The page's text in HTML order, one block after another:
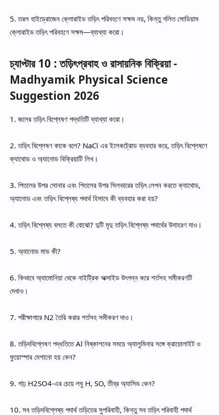
5. তরল হাইড্রোজেন ক্লোরাইড তড়িৎ পরিবহণে সক্ষম নয়, কিন্তু গলিত সোডিয়াম
ক্লোরাইড তড়িৎ পরিবহণে সক্ষম—ব্যাখ্যা করো।
চ্যাপ্টার 10 : তড়িৎপ্রবাহ ও রাসায়নিক বিক্রিয়া -
Madhyamik Physical Science
Suggestion 2026
1. জলের তড়িৎ বিশ্লেষণ পদ্ধতিটি ব্যাখ্যা করো।
2. তড়িৎ বিশ্লেষণ কাকে বলে? NaCl এর ইলেকট্রোড ব্যবহার করে, তড়িৎ বিশ্লেষণে
ক্যাথোড ও অ্যানোড বিক্রিয়াটি লিখ।
3. পিতলের উপর সোনার এবং পিতলের উপর সিলভারের তড়িৎ লেপন করতে ক্যাথোড,
অ্যানোড এবং তড়িৎ বিশ্লেষ্য পদার্থ হিসাবে কী ব্যবহার করা হয়?
4. তড়িৎ বিশ্লেষ্য বলতে কী বোঝো? দুটি মৃদু তড়িৎ বিশ্লেষ্য পদার্থের উদাহরণ দাও।
5. অ্যানোড মাড কী?
6. কিভাবে অ্যামোনিয়া থেকে নাইট্রিক অক্সাইড উৎপন্ন করে শর্তসহ সমীকরণটি
দেখাও।
7. পরীক্ষাগারে N2 তৈরি করার শর্তসহ সমীকরণ দাও।
8. তড়িদবিশ্লেষণ পদ্ধতিতে Al নিষ্কাশনের সময়ে অ্যালুমিনার সঙ্গে ক্রায়োলাইট ও
ফুয়োস্পার মেশানো হয় কেন?
9. গাঢ় H2SO4-এর চেয়ে লঘু H, SO, তীব্র অ্যাসিড কেন?
10. সব তড়িদবিশ্লেষ্য পদার্থ তড়িতের সুপরিবাহী, কিন্তু সব তড়িৎ পরিবাহী পদার্থ